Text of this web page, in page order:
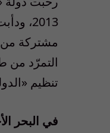
2013،
مشتركة من
التمرّد من
تنظيم
في البحر